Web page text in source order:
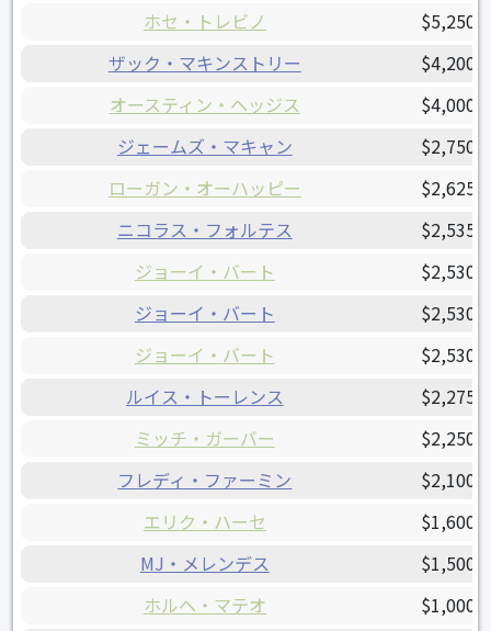
ホセ・トレビノ
ザック・マキンストリー
オースティン・ヘッジス
ジェームズ・マキャン
ローガン・オーハッピー
ニコラス・フォルテス
ジョーイ・バート
ジョーイ・バート
ジョーイ・バート
ルイス・トーレンス
ミッチ・ガーバー
フレディ・ファーミン
エリク・ハーセ
MJ・メレンデス
ホルヘ・マテオ